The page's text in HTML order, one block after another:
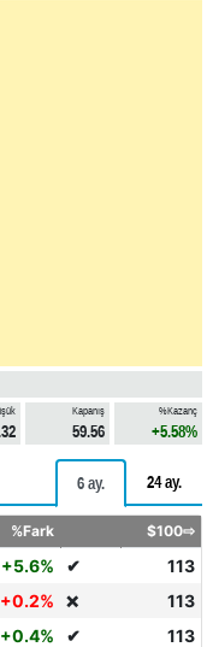
Kapanış
59.56
%Kazanç
+5.58%
6 ay. 24 ay.
%Fark $100⇨
+5.6% ✔
113
+0.2% ❌
113
+0.4% ✔
113